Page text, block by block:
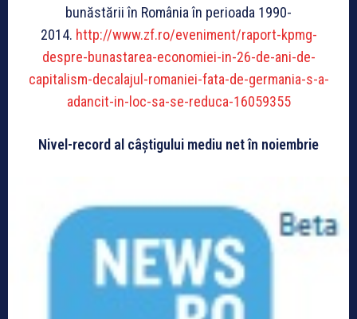
bunăstării în România în perioada 1990-
2014. http://www.zf.ro/eveniment/raport-kpmg-
despre-bunastarea-economiei-in-26-de-ani-de-
capitalism-decalajul-romaniei-fata-de-germania-s-a-
adancit-in-loc-sa-se-reduca-16059355
Nivel-record al câştigului mediu net în noiembrie